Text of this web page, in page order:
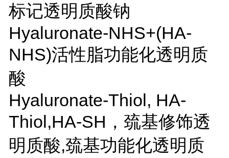
标记透明质酸钠
Hyaluronate-NHS+(HA-
NHS)活性脂功能化透明质
酸
Hyaluronate-Thiol, HA-
Thiol,HA-SH ，巯基修饰透
明质酸,巯基功能化透明质